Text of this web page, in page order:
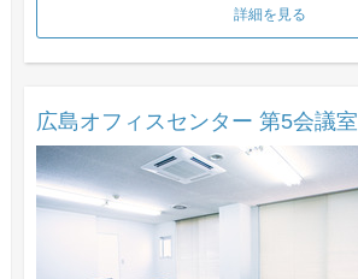
詳細を見る
広島オフィスセンター 第5会議室